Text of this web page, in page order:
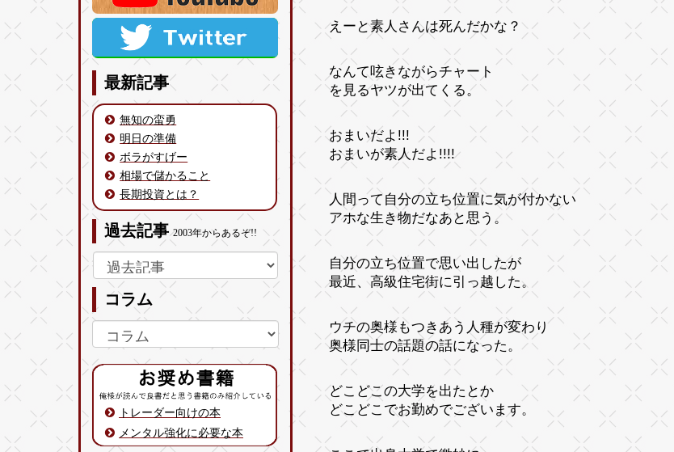
最新記事
無知の蛮勇
明日の準備
ボラがすげー
相場で儲かること
長期投資とは？
過去記事2003年からあるぞ!!
コラム
トレーダー向けの本
メンタル強化に必要な本
えーと素人さんは死んだかな？
なんて呟きながらチャート
を見るヤツが出てくる。
おまいだよ!!!
おまいが素人だよ!!!!
人間って自分の立ち位置に気が付かない
アホな生き物だなあと思う。
自分の立ち位置で思い出したが
最近、高級住宅街に引っ越した。
ウチの奥様もつきあう人種が変わり
奥様同士の話題の話になった。
どこどこの大学を出たとか
どこどこでお勤めでございます。